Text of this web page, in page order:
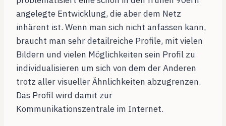
angelegte Entwicklung, die aber dem Netz
inhärent ist. Wenn man sich nicht anfassen kann,
braucht man sehr detailreiche Profile, mit vielen
Bildern und vielen Möglichkeiten sein Profil zu
individualisieren um sich von dem der Anderen
trotz aller visueller Ähnlichkeiten abzugrenzen.
Das Profil wird damit zur
Kommunikationszentrale im Internet.